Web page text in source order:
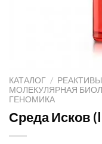
КАТАЛОГ /
МОЛЕКУЛЯРНАЯ
ГЕНОМИКА
Среда Исков